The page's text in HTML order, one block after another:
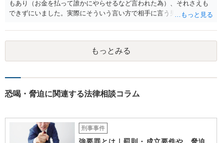
もあり（お金を払って誰かにやらせるなど言われた為）、それさえも
できずにいました。実際にそういう言い方で相手に言う男性はする可
で、早めに警察に相談することをお勧めします。 ただ、ストーカーや
DVの事件で、逆上して何かすると大きく報道されるので印象が強いで
すが、警察から注意を受けたり、逮捕されたりするとおとなしくなる
方も相当数おられます。 もちろんだから今回も大丈夫だと断言はでき
いです。 むしろ、警察や弁護士に相談せず、ご自身だけで抱え込んで
ままいう可能性は低いと思います）。 また、警察に相談したうえで、
もし相手方との間での交渉を任せるのであれば、 弁護士にも相談に行
きましょう。 多分ここで聴いて気が多少なりとも楽になったのではな
もっとみる
恐喝・脅迫に関連する法律相談コラム
刑事事件
強要罪とは｜罰則・成立要件や、脅迫